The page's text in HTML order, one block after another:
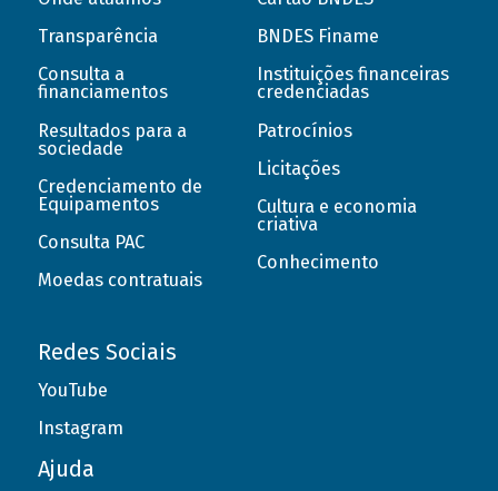
Transparência
Consulta a
financiamentos
Resultados para a
sociedade
Credenciamento de
Equipamentos
Consulta PAC
Moedas contratuais
BNDES Finame
Instituições financeiras
credenciadas
Patrocínios
Licitações
Cultura e economia
criativa
Conhecimento
Redes Sociais
YouTube
Instagram
Ajuda